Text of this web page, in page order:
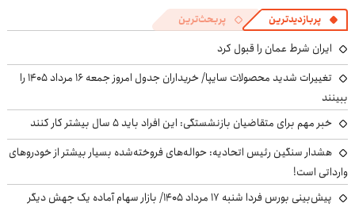
پربازدیدترین پربحث‌ترین
ایران شرط عمان را قبول کرد
تغییرات شدید محصولات سایپا/ خریداران جدول امروز جمعه ۱۶ مرداد ۱۴۰۵ را
ببینند
خبر مهم برای متقاضیان بازنشستگی: این افراد باید ۵ سال بیشتر کار کنند
هشدار سنگین رئیس اتحادیه: حواله‌های فروخته‌شده بسیار بیشتر از خودروهای
وارداتی است!
پیش‌بینی بورس فردا شنبه ۱۷ مرداد ۱۴۰۵/ بازار سهام آماده یک جهش دیگر